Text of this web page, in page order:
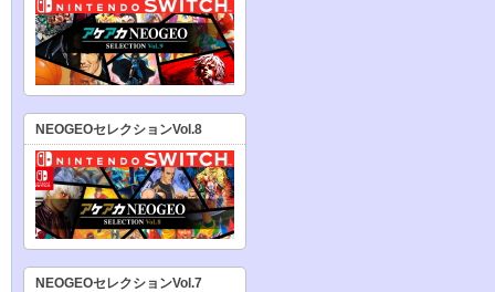
NEOGEOセレクションVol.8
NEOGEOセレクションVol.7